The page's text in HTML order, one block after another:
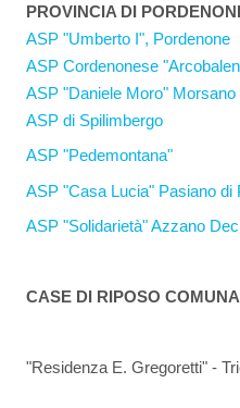
PROVINCIA DI
ASP "Umberto I", Pordenone
ASP Cordenonese
ASP "Daniele Moro" Morsano
ASP di Spilimbergo
ASP "Pedemontana"
ASP "Casa Lucia" Pasiano di
ASP "Solidarietà" Azzano
CASE DI RIPOSO
"Residenza E. Gregoretti" -